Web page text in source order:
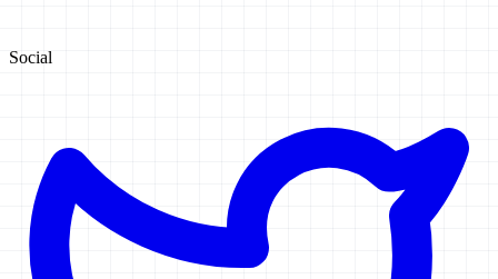
Social